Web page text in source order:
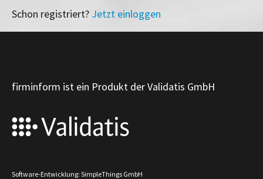
Schon registriert? Jetzt einloggen
firminform ist ein Produkt der Validatis GmbH
Software-Entwicklung: SimpleThings GmbH